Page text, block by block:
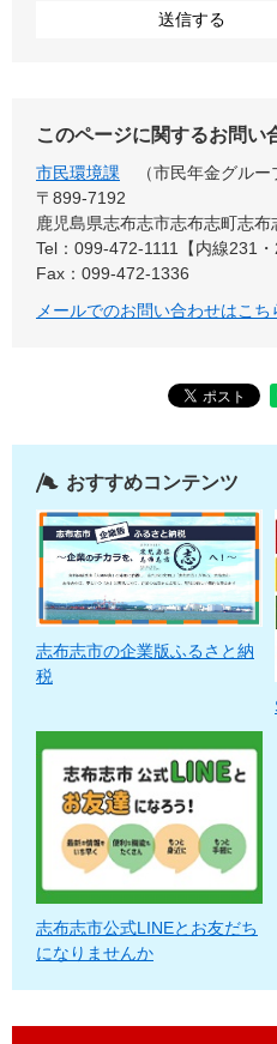
このページに関するお問い
市民環境課
市民年金グルー
〒899‐7192
鹿児島県志布志市志布志町志
Tel：099-472-1111【内線231
Fax：099-472-1336
メールでのお問い合わせはこち
おすすめコンテンツ
志布志市の企業版ふるさと納
税
志布志市公式LINEとお友だち
になりませんか